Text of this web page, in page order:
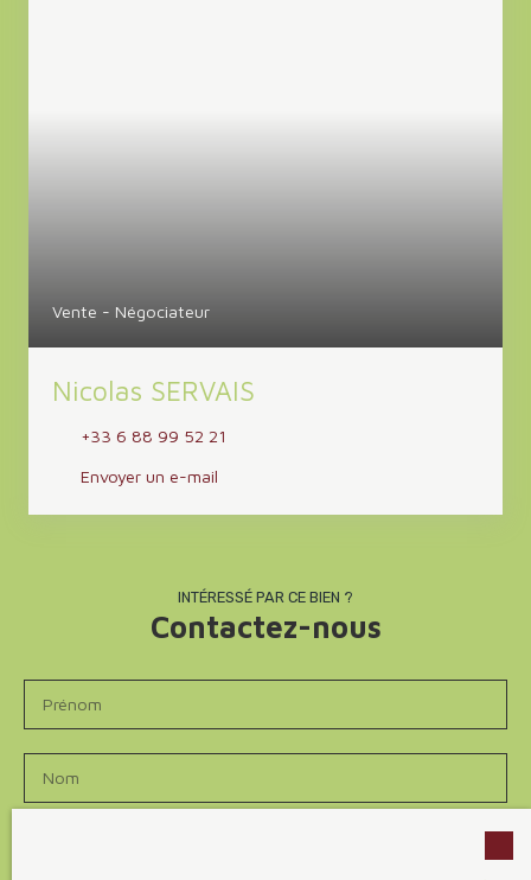
Vente - Négociateur
Nicolas SERVAIS
+33 6 88 99 52 21
Envoyer un e-mail
INTÉRESSÉ PAR CE BIEN ?
Contactez-nous
Prénom
Nom